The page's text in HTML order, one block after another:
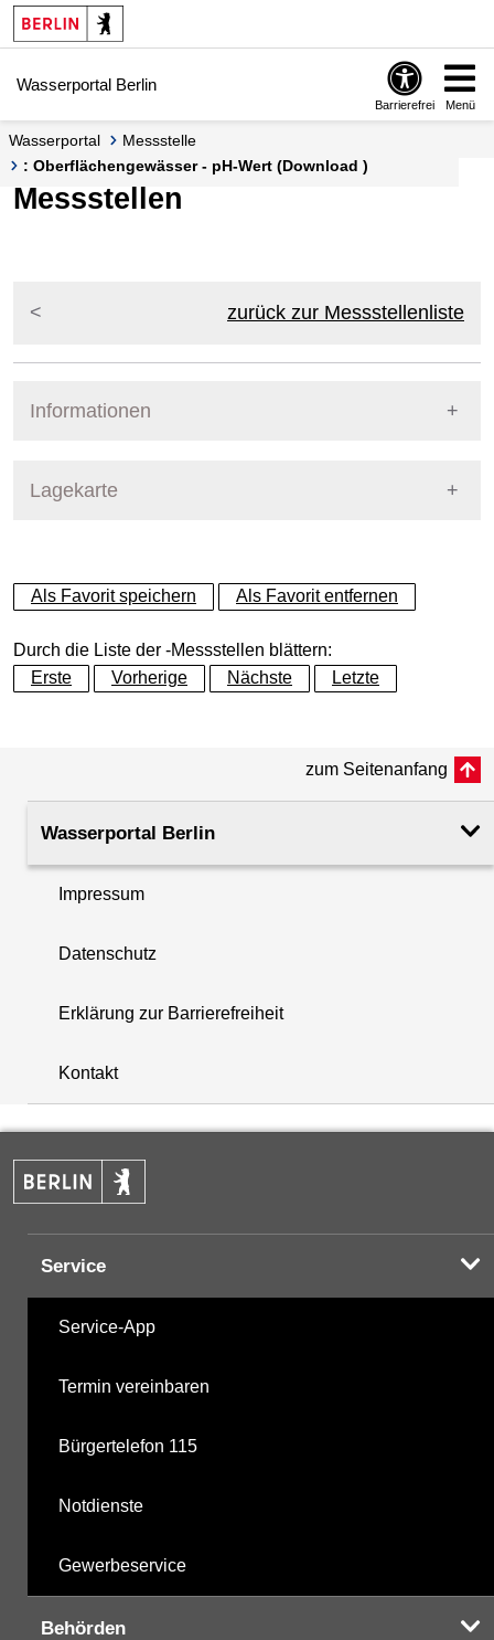
Springe zur Navigation
Springe zum Inhalt
Wasserportal Berlin
Barrierefrei Menü
Wasserportal
Messstelle
: Oberflächengewässer - pH-Wert (Download )
Messstellen
zurück zur Messstellenliste
Informationen
Lagekarte
+
−
+
−
Als Favorit speichern Als Favorit entfernen
Durch die Liste der -Messstellen blättern:
Erste
Vorherige Nächste Letzte
zum Seitenanfang
Wasserportal Berlin
Impressum
Datenschutz
Erklärung zur Barrierefreiheit
Kontakt
Service
Service-App
Termin vereinbaren
Bürgertelefon 115
Notdienste
Gewerbeservice
Behörden